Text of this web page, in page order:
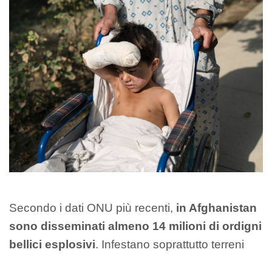
Secondo i dati ONU più recenti, in Afghanistan
sono disseminati almeno 14 milioni di ordigni
bellici esplosivi. Infestano soprattutto terreni